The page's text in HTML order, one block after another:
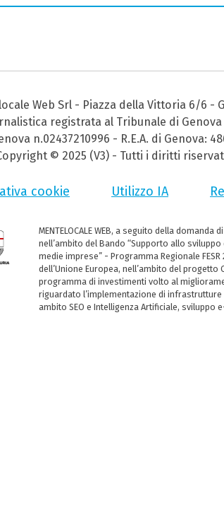
Web Srl - Piazza della Vittoria 6/6 -
registrata al Tribunale di Genova
n.02437210996 - R.E.A. di Genova:
© 2025 (V3) - Tutti i diritti
cookie Utilizzo IA
MENTELOCALE WEB, a seguito della
nell’ambito del Bando “Supporto allo
medie imprese” - Programma Regionale
dell’Unione Europea, nell’ambito del progetto
programma di investimenti volto al
riguardato l’implementazione di
ambito SEO e Intelligenza Artificiale, sviluppo